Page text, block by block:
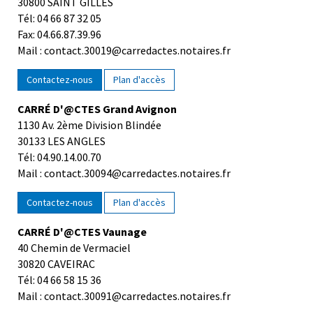
Tél: 04 66 87 32 05
Fax: 04.66.87.39.96
Mail : contact.30019@carredactes.notaires.fr
Contactez-nous Plan d'accès
CARRÉ D'@CTES Grand Avignon
1130 Av. 2ème Division Blindée
30133 LES ANGLES
Tél: 04.90.14.00.70
Mail : contact.30094@carredactes.notaires.fr
Contactez-nous Plan d'accès
CARRÉ D'@CTES Vaunage
40 Chemin de Vermaciel
30820 CAVEIRAC
Tél: 04 66 58 15 36
Mail : contact.30091@carredactes.notaires.fr